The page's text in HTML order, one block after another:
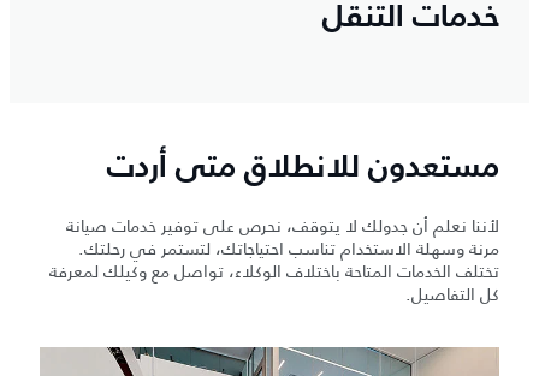
خدمات التنقل
مستعدون للانطلاق متى أردت
لأننا نعلم أن جدولك لا يتوقف، نحرص على توفير خدمات صيانة
مرنة وسهلة الاستخدام تناسب احتياجاتك، لتستمر في رحلتك.
تختلف الخدمات المتاحة باختلاف الوكلاء، تواصل مع وكيلك لمعرفة
كل التفاصيل.